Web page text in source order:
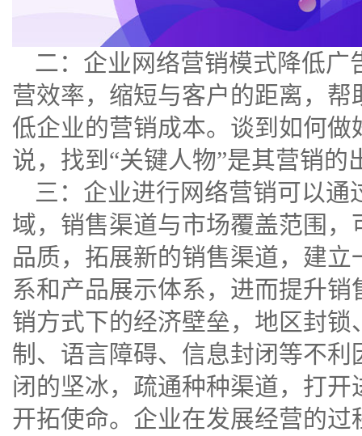
二：企业网络营销模式降低
营效率，缩短与客户的距离，
低企业的营销成本。谈到如何做
说，找到“关键人物”是其营销
三：企业进行网络营销可以
域，销售渠道与市场覆盖范围
品质，拓展新的销售渠道，建
系和产品展示体系，进而提升
销方式下的经济壁垒，地区封
制、语言障碍、信息封闭等不
闭的坚冰，疏通种种渠道，打
开拓使命。企业在发展经营的